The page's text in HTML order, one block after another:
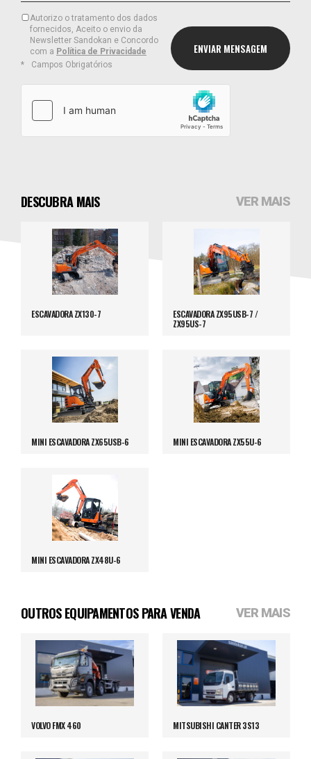
Autorizo o tratamento dos dados
fornecidos, Aceito o envio da
Newsletter Sandokan e Concordo
com a Política de Privacidade
Campos Obrigatórios
DESCUBRA MAIS VER MAIS
ESCAVADORA ZX130-7
ESCAVADORA ZX95USB-7 /
ZX95US-7
MINI ESCAVADORA ZX65USB-6 MINI ESCAVADORA ZX55U-6
MINI ESCAVADORA ZX48U-6
OUTROS EQUIPAMENTOS PARA VENDA VER MAIS
VOLVO FMX 460 MITSUBISHI CANTER 3S13